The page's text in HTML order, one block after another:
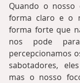
Quando o
forma claro e o
forma forte que
nos pode
percepcionamos
sabotadores,
mas o nosso